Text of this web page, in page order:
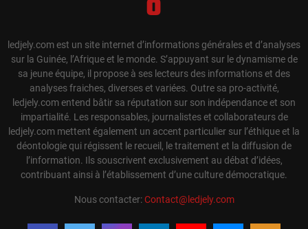
ledjely.com est un site internet d’informations générales et d’analyses
sur la Guinée, l’Afrique et le monde. S’appuyant sur le dynamisme de
sa jeune équipe, il propose à ses lecteurs des informations et des
analyses fraiches, diverses et variées. Outre sa pro-activité,
ledjely.com entend bâtir sa réputation sur son indépendance et son
impartialité. Les responsables, journalistes et collaborateurs de
ledjely.com mettent également un accent particulier sur l’éthique et la
déontologie qui régissent le recueil, le traitement et la diffusion de
l’information. Ils souscrivent exclusivement au débat d’idées,
contribuant ainsi à l’établissement d’une culture démocratique.
Nous contacter:Contact@ledjely.com